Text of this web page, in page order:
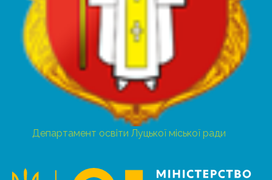
Департамент освіти Луцької міської ради